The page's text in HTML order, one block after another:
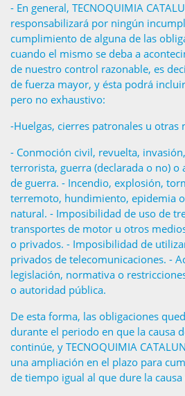
- En general, TECNOQUIMIA
responsabilizará por ningún
cumplimiento de alguna de las
cuando el mismo se deba a
de nuestro control razonable, es
de fuerza mayor, y ésta podrá
pero no exhaustivo:
-Huelgas, cierres patronales u otras
- Conmoción civil, revuelta,
terrorista, guerra (declarada o no) o
de guerra. - Incendio, explosión,
terremoto, hundimiento, epidemia
natural. - Imposibilidad de uso de
transportes de motor u otros
o privados. - Imposibilidad de
privados de telecomunicaciones. -
legislación, normativa o
o autoridad pública.
De esta forma, las obligaciones
durante el periodo en que la causa
continúe, y TECNOQUIMIA
una ampliación en el plazo para
de tiempo igual al que dure la